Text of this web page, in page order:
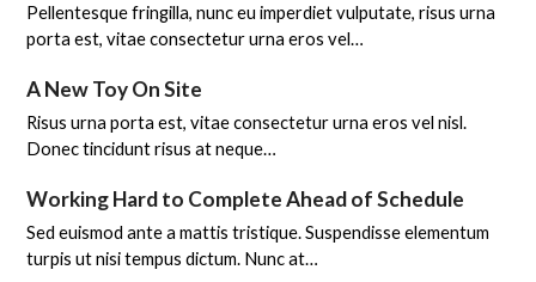
Pellentesque fringilla, nunc eu imperdiet vulputate, risus urna
porta est, vitae consectetur urna eros vel…
A New Toy On Site
Risus urna porta est, vitae consectetur urna eros vel nisl.
Donec tincidunt risus at neque…
Working Hard to Complete Ahead of Schedule
Sed euismod ante a mattis tristique. Suspendisse elementum
turpis ut nisi tempus dictum. Nunc at…